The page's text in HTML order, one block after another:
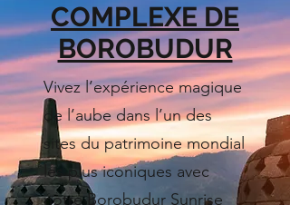
COMPLEXE DE
BOROBUDUR
Vivez l’expérience magique
de l’aube dans l’un des
sites du patrimoine mondial
les plus iconiques avec
notre Borobudur Sunrise